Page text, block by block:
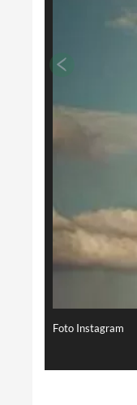
Foto Instagram